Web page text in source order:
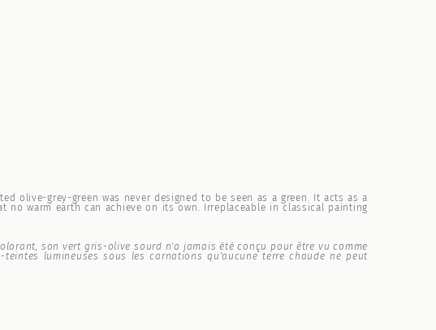
olive-grey-green was never designed to be seen as a green. It acts as a
warm earth can achieve on its own. Irreplaceable in classical painting
son vert gris-olive sourd n'a jamais été conçu pour être vu comme
lumineuses sous les carnations qu'aucune terre chaude ne peut